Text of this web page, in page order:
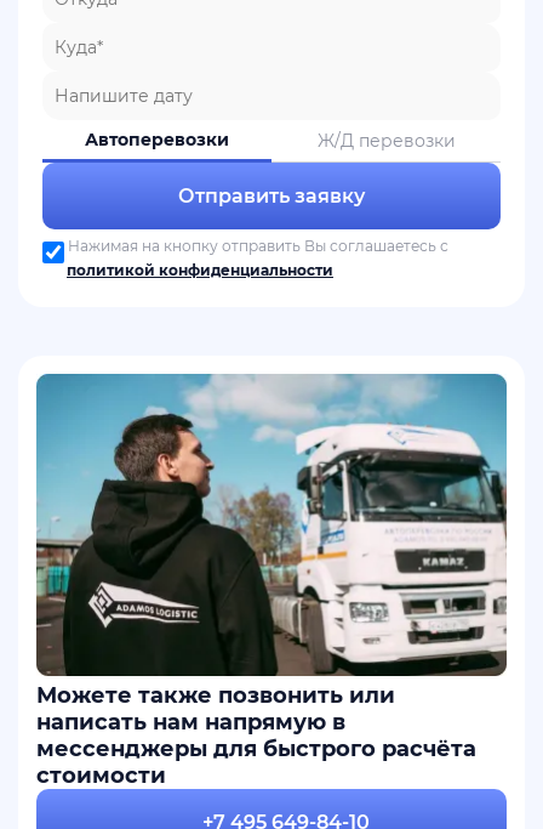
Автоперевозки Ж/Д перевозки
Отправить заявку
Нажимая на кнопку отправить Вы соглашаетесь с
политикой конфиденциальности
Можете также позвонить или
написать нам напрямую в
мессенджеры для быстрого расчёта
стоимости
+7 495 649-84-10